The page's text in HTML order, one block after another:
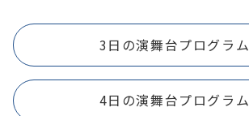
3日の演舞台プログラム
4日の演舞台プログラム